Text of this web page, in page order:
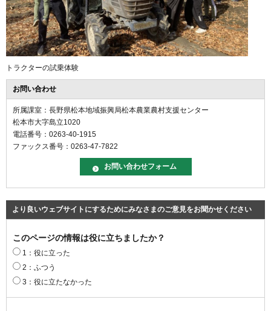
トラクターの試乗体験
お問い合わせ
所属課室：長野県松本地域振興局松本農業農村支援センター
松本市大字島立1020
電話番号：0263-40-1915
ファックス番号：0263-47-7822
より良いウェブサイトにするためにみなさまのご意見をお聞かせください
このページの情報は役に立ちましたか？
1：役に立った
2：ふつう
3：役に立たなかった